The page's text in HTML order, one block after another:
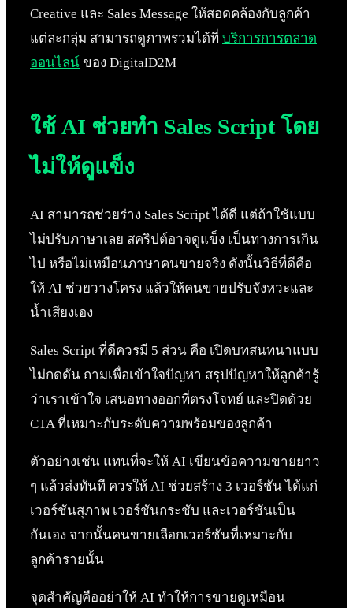
Creative และ Sales Message ให้สอดคล้องกับลูกค้า
แต่ละกลุ่ม สามารถดูภาพรวมได้ที่ บริการการตลาด
ออนไลน์ ของ DigitalD2M
ใช้ AI ช่วยทำ Sales Script โดย
ไม่ให้ดูแข็ง
AI สามารถช่วยร่าง Sales Script ได้ดี แต่ถ้าใช้แบบ
ไม่ปรับภาษาเลย สคริปต์อาจดูแข็ง เป็นทางการเกิน
ไป หรือไม่เหมือนภาษาคนขายจริง ดังนั้นวิธีที่ดีคือ
ให้ AI ช่วยวางโครง แล้วให้คนขายปรับจังหวะและ
น้ำเสียงเอง
Sales Script ที่ดีควรมี 5 ส่วน คือ เปิดบทสนทนาแบบ
ไม่กดดัน ถามเพื่อเข้าใจปัญหา สรุปปัญหาให้ลูกค้ารู้
ว่าเราเข้าใจ เสนอทางออกที่ตรงโจทย์ และปิดด้วย
CTA ที่เหมาะกับระดับความพร้อมของลูกค้า
ตัวอย่างเช่น แทนที่จะให้ AI เขียนข้อความขายยาว
ๆ แล้วส่งทันที ควรให้ AI ช่วยสร้าง 3 เวอร์ชัน ได้แก่
เวอร์ชันสุภาพ เวอร์ชันกระชับ และเวอร์ชันเป็น
กันเอง จากนั้นคนขายเลือกเวอร์ชันที่เหมาะกับ
ลูกค้ารายนั้น
จุดสำคัญคืออย่าให้ AI ทำให้การขายดูเหมือน